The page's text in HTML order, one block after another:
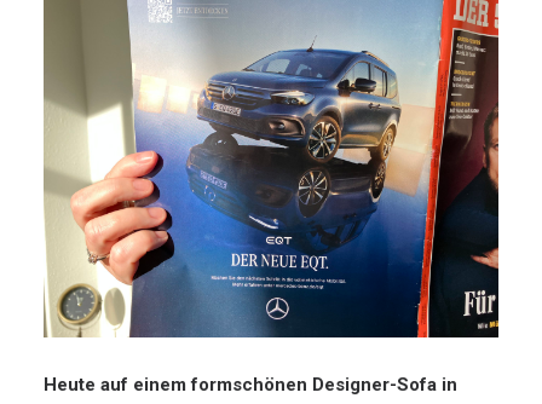
Heute auf einem formschönen Designer-Sofa in